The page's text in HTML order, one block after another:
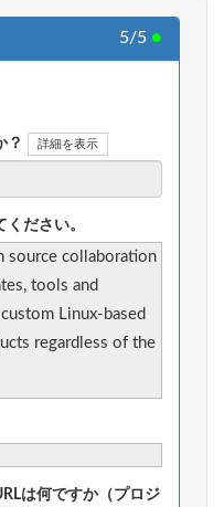
5/5 ●
？ 詳細を表示
ださい。
source collaboration
tools and
Linux-based
regardless of the
は何ですか（プロジ